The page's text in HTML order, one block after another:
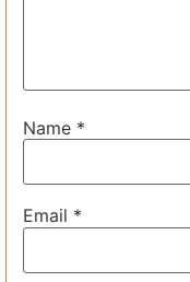
Name *
Email *